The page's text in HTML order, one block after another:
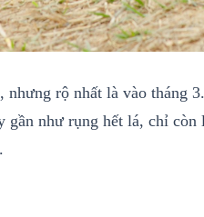
nhưng rộ nhất là vào tháng
như rụng hết lá, chỉ